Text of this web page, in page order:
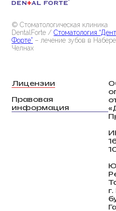
© Стоматологическая клиника
DentalForte / Стоматология
Форте” – лечение зубов в
Челнах
Лицензии
Правовая
информация